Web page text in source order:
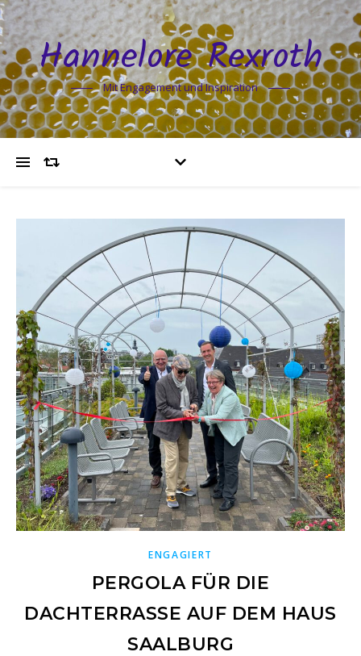
Hannelore Rexroth
Mit Engagement und Inspiration
ENGAGIERT
PERGOLA FÜR DIE
DACHTERRASSE AUF DEM HAUS
SAALBURG